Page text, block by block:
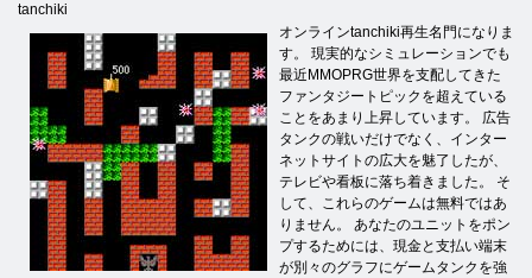
tanchiki
オンラインtanchiki再生名門になりま
す。 現実的なシミュレーションでも
最近MMOPRG世界を支配してきた
ファンタジートピックを超えている
ことをあまり上昇しています。 広告
タンクの戦いだけでなく、インター
ネットサイトの広大を魅了したが、
テレビや看板に落ち着きました。 そ
して、これらのゲームは無料ではあ
りません。 あなたのユニットをポン
プするためには、現金と支払い端末
が別々のグラフにゲームタンクを強